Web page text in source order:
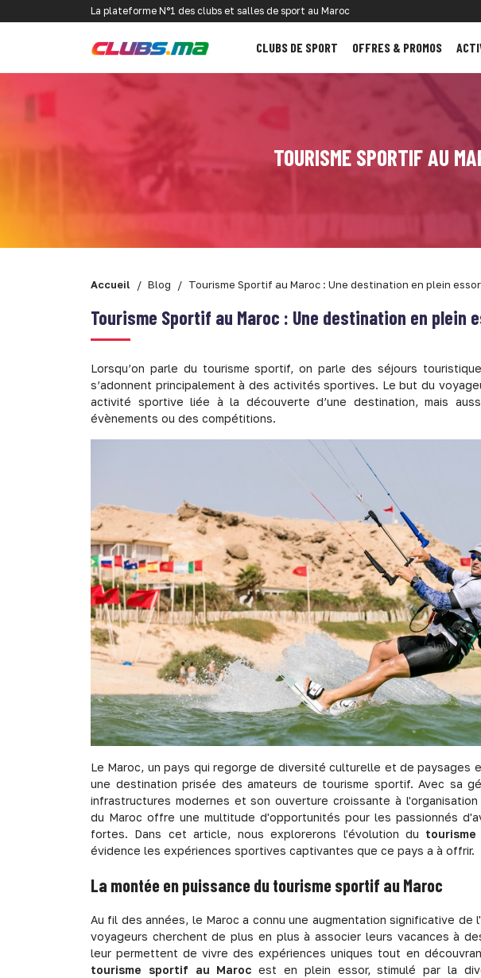
La plateforme N°1 des clubs et salles de sport au Maroc
CLUBS DE SPORT OFFRES & PROMOS
TOURISME SPORTIF AU
Accueil Blog Tourisme Sportif au Maroc : Une destination en plein essor
Tourisme Sportif au Maroc : Une destination en plein
Lorsqu’on parle du tourisme sportif, on parle des séjours
s’adonnent principalement à des activités sportives. Le but du
activité sportive liée à la découverte d’une destination, mais
évènements ou des compétitions.
Le Maroc, un pays qui regorge de diversité culturelle et de paysages
une destination prisée des amateurs de tourisme sportif. Avec sa
infrastructures modernes et son ouverture croissante à
du Maroc offre une multitude d'opportunités pour les passionnés
fortes. Dans cet article, nous explorerons l'évolution du
évidence les expériences sportives captivantes que ce pays a à offrir.
La montée en puissance du tourisme sportif au Maroc
Au fil des années, le Maroc a connu une augmentation significative
voyageurs cherchent de plus en plus à associer leurs vacances à
leur permettent de vivre des expériences uniques tout en
tourisme sportif au Maroc est en plein essor, stimulé par la